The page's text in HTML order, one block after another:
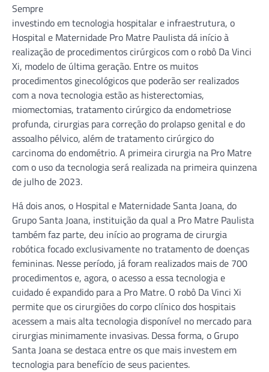
Sempre
investindo em tecnologia hospitalar e infraestrutura, o
Hospital e Maternidade Pro Matre Paulista dá início à
realização de procedimentos cirúrgicos com o robô Da Vinci
Xi, modelo de última geração. Entre os muitos
procedimentos ginecológicos que poderão ser realizados
com a nova tecnologia estão as histerectomias,
miomectomias, tratamento cirúrgico da endometriose
profunda, cirurgias para correção do prolapso genital e do
assoalho pélvico, além de tratamento cirúrgico do
carcinoma do endométrio. A primeira cirurgia na Pro Matre
com o uso da tecnologia será realizada na primeira quinzena
de julho de 2023.
Há dois anos, o Hospital e Maternidade Santa Joana, do
Grupo Santa Joana, instituição da qual a Pro Matre Paulista
também faz parte, deu início ao programa de cirurgia
robótica focado exclusivamente no tratamento de doenças
femininas. Nesse período, já foram realizados mais de 700
procedimentos e, agora, o acesso a essa tecnologia e
cuidado é expandido para a Pro Matre. O robô Da Vinci Xi
permite que os cirurgiões do corpo clínico dos hospitais
acessem a mais alta tecnologia disponível no mercado para
cirurgias minimamente invasivas. Dessa forma, o Grupo
Santa Joana se destaca entre os que mais investem em
tecnologia para benefício de seus pacientes.